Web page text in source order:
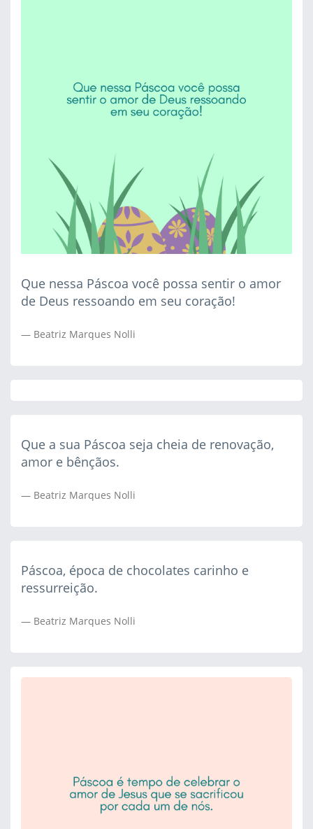
Que nessa Páscoa você possa sentir o amor
de Deus ressoando em seu coração!
Beatriz Marques Nolli
Que a sua Páscoa seja cheia de renovação,
amor e bênçãos.
Beatriz Marques Nolli
Páscoa, época de chocolates carinho e
ressurreição.
Beatriz Marques Nolli